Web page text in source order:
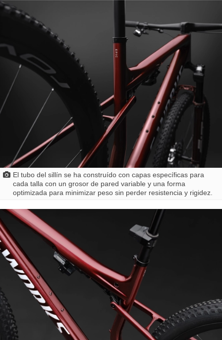
El tubo del sillín se ha construído con capas específicas para
cada talla con un grosor de pared variable y una forma
optimizada para minimizar peso sin perder resistencia y rigidez.